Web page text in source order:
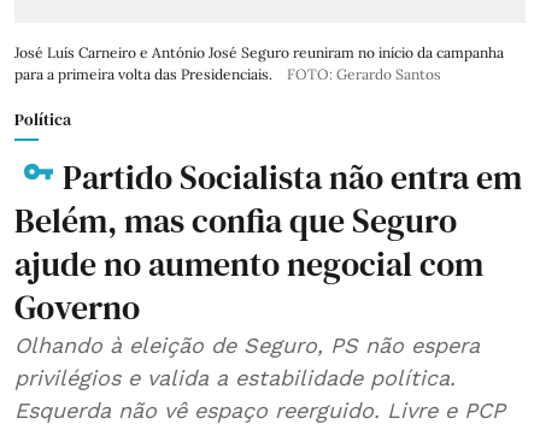
José Luís Carneiro e António José Seguro reuniram no início da campanha
para a primeira volta das Presidenciais.
FOTO: Gerardo Santos
Política
Partido Socialista não entra em
Belém, mas confia que Seguro
ajude no aumento negocial com
Governo
Olhando à eleição de Seguro, PS não espera
privilégios e valida a estabilidade política.
Esquerda não vê espaço reerguido. Livre e PCP